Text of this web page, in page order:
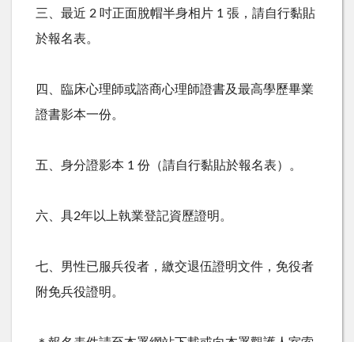
三、最近 2 吋正面脫帽半身相片 1 張，請自行黏貼
於報名表。
四、臨床心理師或諮商心理師證書及最高學歷畢業
證書影本一份。
五、身分證影本 1 份（請自行黏貼於報名表）。
六、具2年以上執業登記資歷證明。
七、男性已服兵役者，繳交退伍證明文件，免役者
附免兵役證明。